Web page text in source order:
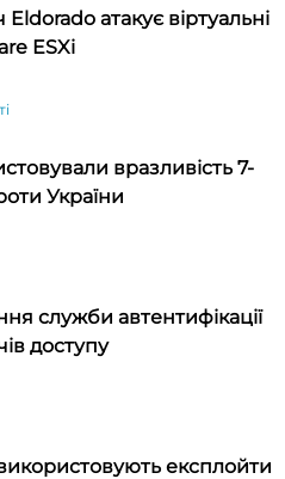
атакує віртуальні
ESXi
вразливість 7-
України
служби автентифікації
доступу
експлойти